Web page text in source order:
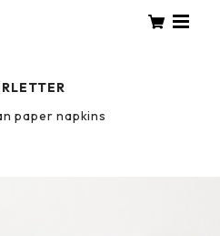
paper napkins